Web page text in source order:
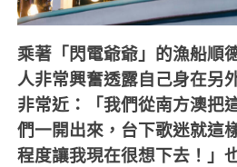
乘著「閃電爺爺」的漁船順
人非常興奮透露自己身在另
非常近：「我們從南方澳把
們一開出來，台下歌迷就這
程度讓我現在很想下去！」